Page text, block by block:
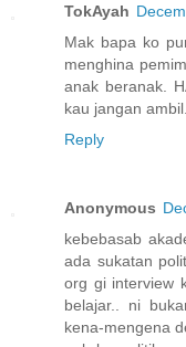
TokAyah
Mak bapa ko
menghina
anak beranak.
kau jangan ambil.
Reply
Anonymous
kebebasab
ada sukatan
org gi interview
belajar.. ni
kena-mengena